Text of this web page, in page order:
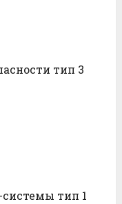
тип 3
тип 1